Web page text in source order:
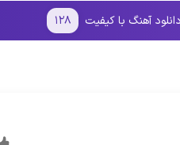
دانلود آهنگ با کیفیت ۱۲۸